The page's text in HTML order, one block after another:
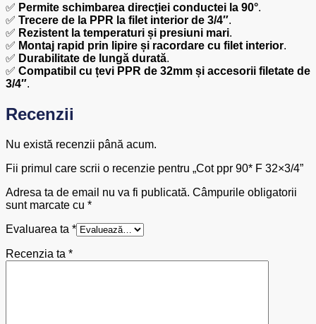
✅ Permite schimbarea direcției conductei la 90°.
✅ Trecere de la PPR la filet interior de 3/4″.
✅ Rezistent la temperaturi și presiuni mari.
✅ Montaj rapid prin lipire și racordare cu filet interior.
✅ Durabilitate de lungă durată.
✅ Compatibil cu țevi PPR de 32mm și accesorii filetate de
3/4″.
Recenzii
Nu există recenzii până acum.
Fii primul care scrii o recenzie pentru „Cot ppr 90* F 32×3/4”
Adresa ta de email nu va fi publicată. Câmpurile obligatorii
sunt marcate cu *
Evaluarea ta *
Recenzia ta *